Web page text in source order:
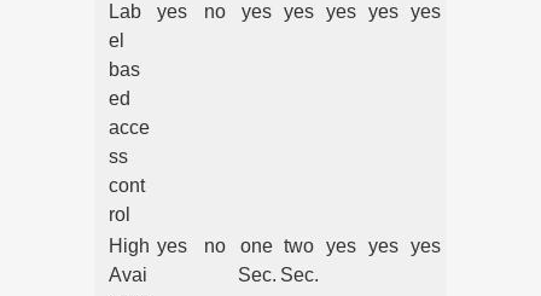
Lab
el
bas
ed
acce
ss
cont
rol
yes no yes yes yes yes yes
High
Avai
yes no
one
Sec.
two
Sec.
yes yes yes